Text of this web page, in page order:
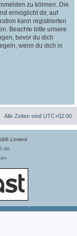
zu können. Die
ermöglicht dir, auf
kann registrierten
Beachte bitte unsere
bevor du dich
wenn du dich in
Alle Zeiten sind UTC+02:00
Limited